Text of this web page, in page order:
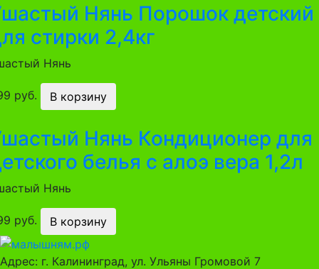
Нянь Порошок детский
стирки 2,4кг
Нянь
руб. В корзину
Нянь Кондиционер для
белья с алоэ вера 1,2л
Нянь
руб. В корзину
Адрес: г. Калининград, ул. Ульяны Громовой 7